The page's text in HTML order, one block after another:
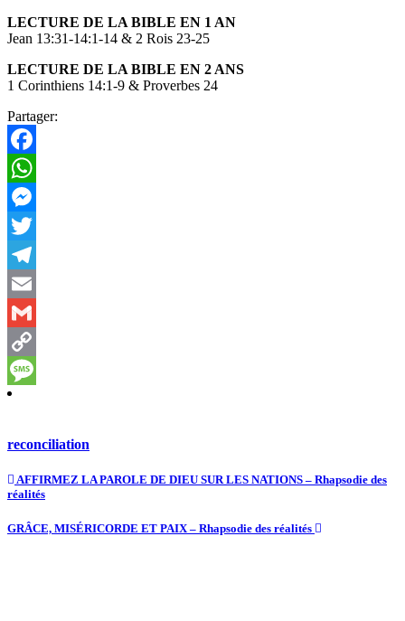
LECTURE DE LA BIBLE EN 1 AN
Jean 13:31-14:1-14 & 2 Rois 23-25
LECTURE DE LA BIBLE EN 2 ANS
1 Corinthiens 14:1-9 & Proverbes 24
Partager:
Facebook
WhatsApp
Messenger
Twitter
Telegram
Email
Gmail
Copy
Link
Message
reconciliation
AFFIRMEZ LA PAROLE DE DIEU SUR LES NATIONS – Rhapsodie des
réalités
GRÂCE, MISÉRICORDE ET PAIX – Rhapsodie des réalités